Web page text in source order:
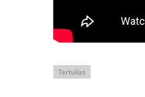
Tertulias